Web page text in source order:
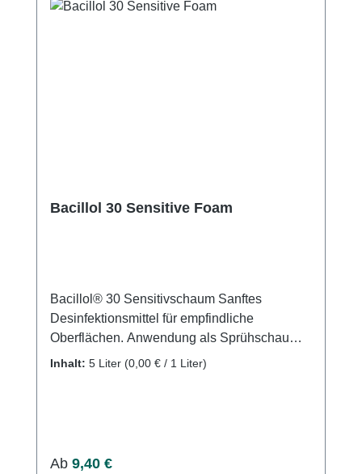
Bacillol 30 Sensitive Foam
Bacillol® 30 Sensitivschaum Sanftes
Desinfektionsmittel für empfindliche
Oberflächen. Anwendung als Sprühschaum
Gebrauchsfertige
Inhalt: 5 Liter (0,00 € / 1 Liter)
Regulärer Preis:
Ab 9,40 €